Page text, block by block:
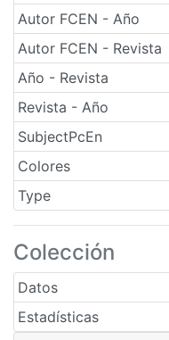
Autor FCEN - Año
Autor FCEN - Revista
Año - Revista
Revista - Año
SubjectPcEn
Colores
Type
Colección
Datos
Estadísticas